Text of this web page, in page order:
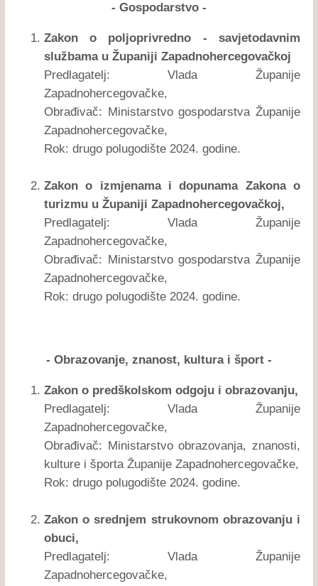
- Gospodarstvo -
Zakon o poljoprivredno - savjetodavnim
službama u Županiji Zapadnohercegovačkoj
Predlagatelj: Vlada Županije
Zapadnohercegovačke,
Obrađivač: Ministarstvo gospodarstva Županije
Zapadnohercegovačke,
Rok: drugo polugodište 2024. godine.
Zakon o izmjenama i dopunama Zakona o
turizmu u Županiji Zapadnohercegovačkoj,
Predlagatelj: Vlada Županije
Zapadnohercegovačke,
Obrađivač: Ministarstvo gospodarstva Županije
Zapadnohercegovačke,
Rok: drugo polugodište 2024. godine.
- Obrazovanje, znanost, kultura i šport -
Zakon o predškolskom odgoju i obrazovanju,
Predlagatelj: Vlada Županije
Zapadnohercegovačke,
Obrađivač: Ministarstvo obrazovanja, znanosti,
kulture i športa Županije Zapadnohercegovačke,
Rok: drugo polugodište 2024. godine.
Zakon o srednjem strukovnom obrazovanju i
obuci,
Predlagatelj: Vlada Županije
Zapadnohercegovačke,